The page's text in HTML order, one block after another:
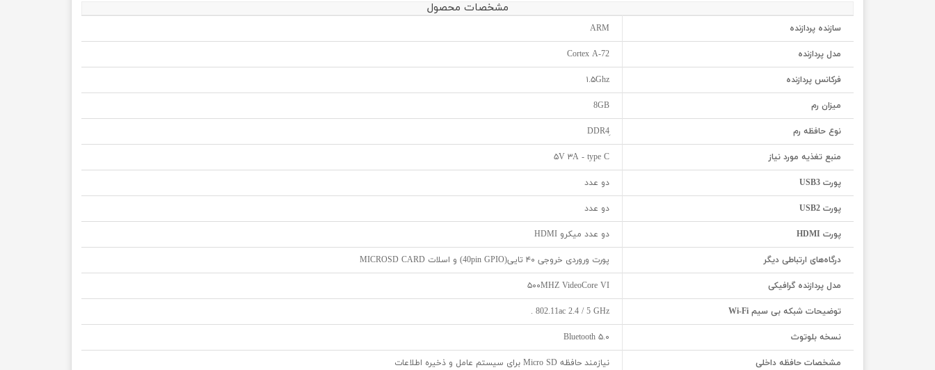
مشخصات محصول
سازنده پردازنده ARM
مدل پردازنده Cortex A-72
فرکانس پردازنده ۱.۵Ghz
میزان رم 8GB
نوع حافظه رم
منبع تغذیه مورد نیاز ۵V ۳A - type C
پورت USB3 دو عدد
پورت USB2 دو عدد
پورت HDMI دو عدد میکرو HDMI
درگاه‌های ارتباطی دیگر پورت وروردی خروجی ۴۰ تایی(40pin GPIO) و اسلات MICROSD CARD
مدل پردازنده گرافیکی ۵۰۰MHZ VideoCore VI
توضیحات شبکه بی سیم Wi-Fi 802.11ac 2.4 / 5 GHz .
نسخه بلوتوث Bluetooth ۵.۰
مشخصات حافظه داخلی نیازمند حافظه Micro SD برای سیستم عامل و ذخیره اطلاعات